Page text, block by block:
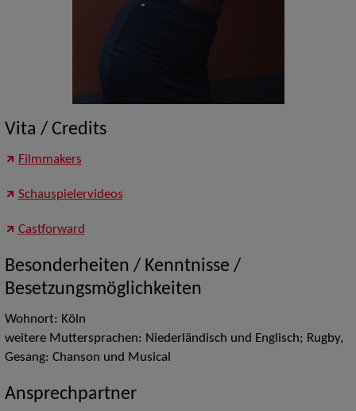
Vita / Credits
Filmmakers
Schauspielervideos
Castforward
Besonderheiten / Kenntnisse /
Besetzungsmöglichkeiten
Wohnort: Köln
weitere Muttersprachen: Niederländisch und Englisch; Rugby,
Gesang: Chanson und Musical
Ansprechpartner